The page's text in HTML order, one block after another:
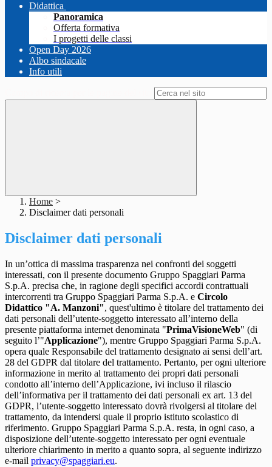
Didattica
Panoramica
Offerta formativa
I progetti delle classi
Open Day 2026
Albo sindacale
Info utili
Home >
Disclaimer dati personali
Disclaimer dati personali
In un’ottica di massima trasparenza nei confronti dei soggetti
interessati, con il presente documento Gruppo Spaggiari Parma
S.p.A. precisa che, in ragione degli specifici accordi contrattuali
intercorrenti tra Gruppo Spaggiari Parma S.p.A. e Circolo
Didattico "A. Manzoni", quest'ultimo è titolare del trattamento dei
dati personali dell’utente-soggetto interessato all’interno della
presente piattaforma internet denominata "PrimaVisioneWeb" (di
seguito l’"Applicazione"), mentre Gruppo Spaggiari Parma S.p.A.
opera quale Responsabile del trattamento designato ai sensi dell’art.
28 del GDPR dal titolare del trattamento. Pertanto, per ogni ulteriore
informazione in merito al trattamento dei propri dati personali
condotto all’interno dell’Applicazione, ivi incluso il rilascio
dell’informativa per il trattamento dei dati personali ex art. 13 del
GDPR, l’utente-soggetto interessato dovrà rivolgersi al titolare del
trattamento, da intendersi quale il proprio istituto scolastico di
riferimento. Gruppo Spaggiari Parma S.p.A. resta, in ogni caso, a
disposizione dell’utente-soggetto interessato per ogni eventuale
ulteriore chiarimento in merito a quanto sopra, al seguente indirizzo
e-mail privacy@spaggiari.eu.